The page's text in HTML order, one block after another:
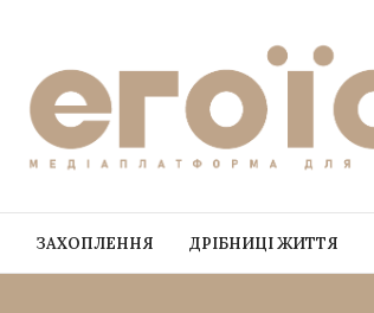
ЗАХОПЛЕННЯ ДРІБНИЦІ ЖИТТЯ